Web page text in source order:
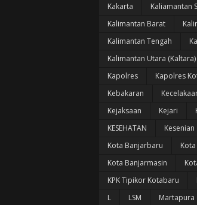
Kakarta
Kaliamantan
Kalimantan Barat
Kalimantan Tengah
Kalimantan Utara (Kaltara)
Kapolres
Kapolres
Kebakaran
Kejaksaan
Kejari
KESEHATAN
Kesenian
Kota Banjarbaru
Kota Banjarmasin
KPK Tipikor Kotabaru
L
LSM Martapura